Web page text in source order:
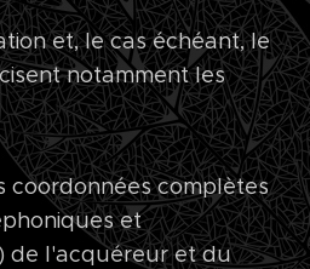
et, le cas échéant, le
notamment les
coordonnées complètes
et
de l'acquéreur et du